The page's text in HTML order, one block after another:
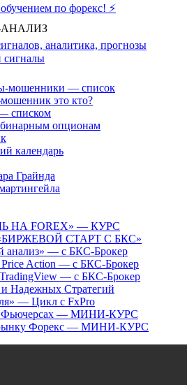
по форекс! ⚡
аналитика, прогнозы
сигналы
мошенники — список
это кто?
списком
опционам
календарь
Грайнда
НА FOREX» — КУРС
СТАРТ С БКС»
анализ» — с БКС-Брокер
Price Action — с БКС-Брокер
— с БКС-Брокер
Надежных Стратегий
— Цикл с FxPro
Фьючерсах — МИНИ-КУРС
Форекс — МИНИ-КУРС